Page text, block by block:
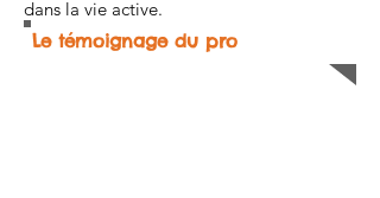
dans la vie active.
Le témoignage du pro